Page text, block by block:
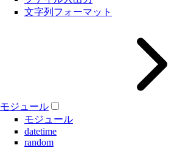
文字列フォーマット
モジュール
モジュール
datetime
random